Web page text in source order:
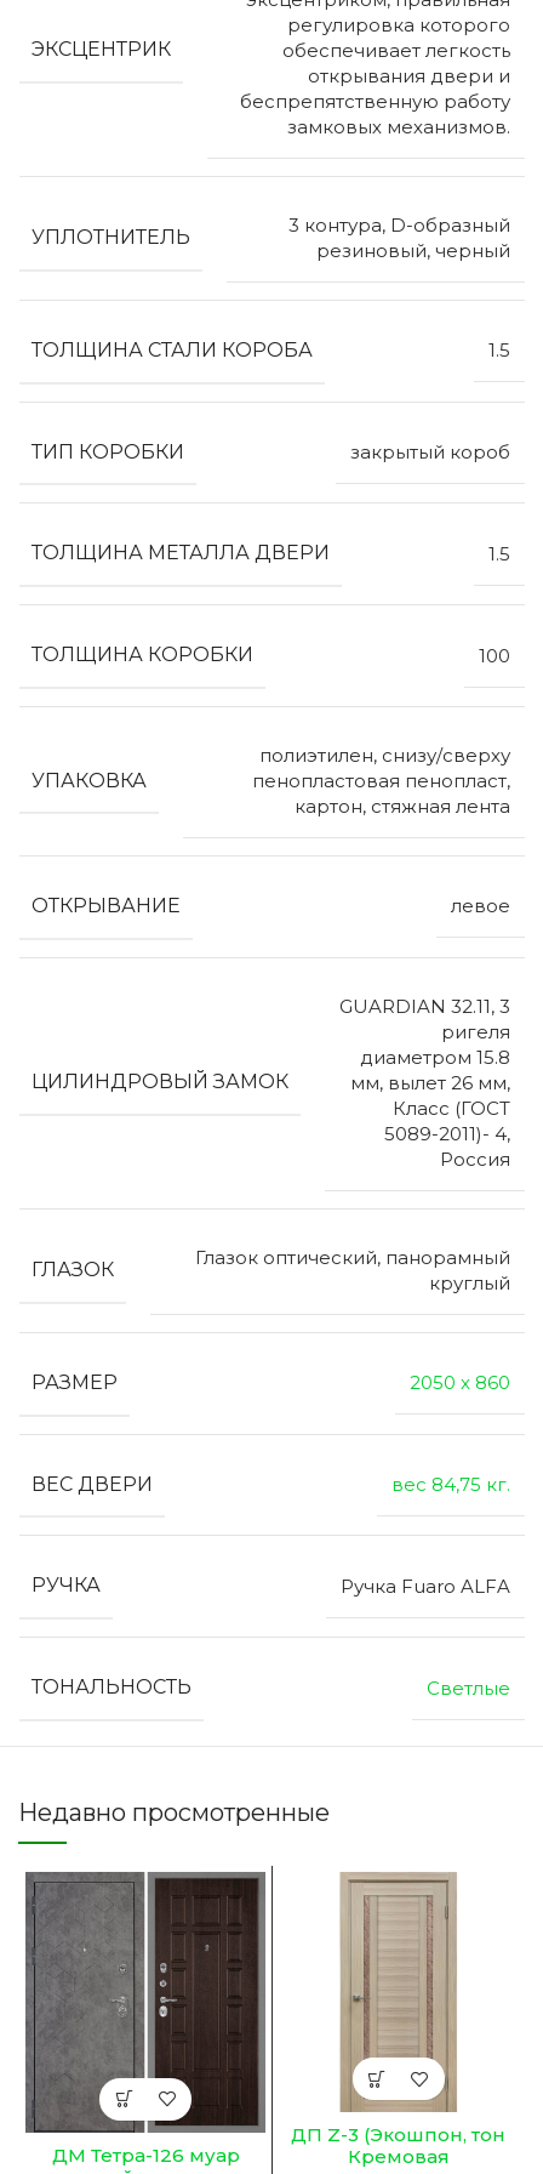
ЭКСЦЕНТРИК
регулировка которого
обеспечивает легкость
открывания двери и
беспрепятственную работу
замковых механизмов.
УПЛОТНИТЕЛЬ
3 контура, D-образный
резиновый, черный
ТОЛЩИНА СТАЛИ КОРОБА 1.5
ТИП КОРОБКИ закрытый короб
ТОЛЩИНА МЕТАЛЛА ДВЕРИ 1.5
ТОЛЩИНА КОРОБКИ 100
УПАКОВКА
полиэтилен, снизу/сверху
пенопластовая пенопласт,
картон, стяжная лента
ОТКРЫВАНИЕ левое
ЦИЛИНДРОВЫЙ ЗАМОК
GUARDIAN 32.11, 3
ригеля
диаметром 15.8
мм, вылет 26 мм,
Класс (ГОСТ
5089-2011)- 4,
Россия
ГЛАЗОК
Глазок оптический, панорамный
круглый
РАЗМЕР 2050 х 860
ВЕС ДВЕРИ вес 84,75 кг.
РУЧКА Ручка Fuaro ALFA
ТОНАЛЬНОСТЬ Светлые
Недавно просмотренные
ДМ Тетра-126 муар
ДП Z-3 (Экошпон, тон
Кремовая